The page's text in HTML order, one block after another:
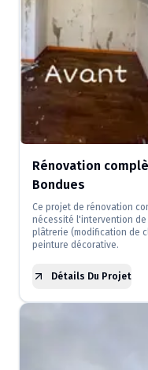
Rénovation
Bondues
Ce projet de rénovation
nécessité l'intervention
plâtrerie (modification de
peinture décorative.
Détails Du Projet